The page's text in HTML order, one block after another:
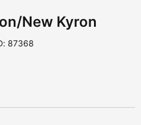
New Kyron
87368